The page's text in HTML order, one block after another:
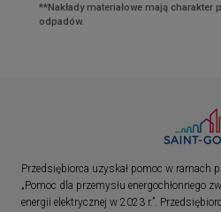
**Nakłady materiałowe mają
odpadów.
Przedsiębiorca uzyskał pomoc w ramach
„Pomoc dla przemysłu energochłonnego
energii elektrycznej w 2023 r.”.